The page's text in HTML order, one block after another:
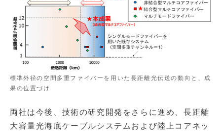
標準外径の空間多重ファイバーを用いた長距離光伝送の動向と、成
果の位置づけ
両社は今後、技術の研究開発をさらに進め、長距離
大容量光海底ケーブルシステムおよび陸上コアネッ